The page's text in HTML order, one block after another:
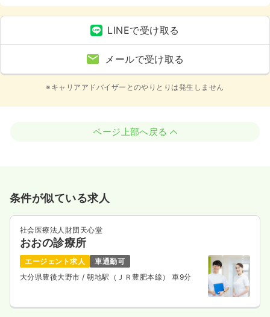
LINEで受け取る
メールで受け取る
※キャリアアドバイザーとのやりとりは発生しません
ページ上部へ戻る
条件が似ている求人
社会医療法人財団天心堂
おおの診療所
エージェント求人
車通勤可
大分県豊後大野市 / 朝地駅（ＪＲ豊肥本線） 車9分